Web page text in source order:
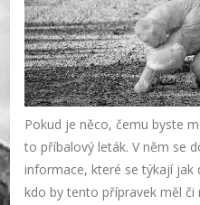
Pokud je něco, čemu byste
to příbalový leták. V něm se
informace, které se týkají jak
kdo by tento přípravek měl či